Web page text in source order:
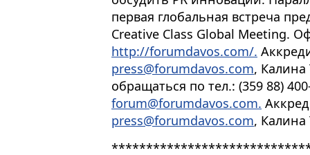
первая глобальная встреча
Creative Class Global Meeting.
http://forumdavos.com/.
press@forumdavos.com, Калина
обращаться по тел.: (359 88)
forum@forumdavos.com.
press@forumdavos.com, Калина